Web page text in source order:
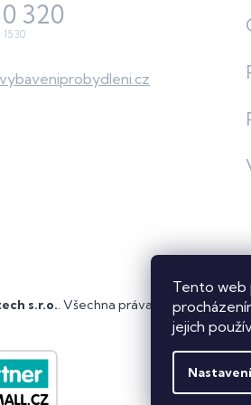
Tento web
jejich
Nastavení
vybaveniprobydleni.cz
320
s.r.o.. Všechna práva vyhrazena.